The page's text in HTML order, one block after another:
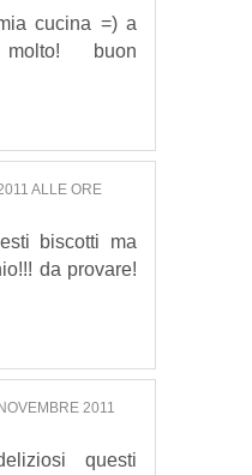
cucina =) a
buon
ALLE ORE
biscotti ma
da provare!
2011
questi